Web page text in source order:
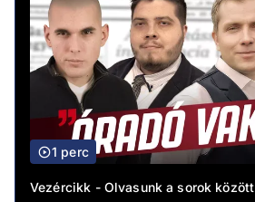
1 perc
Vezércikk - Olvasunk a sorok között